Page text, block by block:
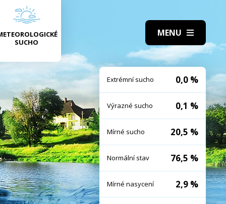
SUCHO
Extrémní sucho 0,0 %
Výrazné sucho 0,1 %
Mírné sucho 20,5 %
Normální stav 76,5 %
Mírné nasycení 2,9 %